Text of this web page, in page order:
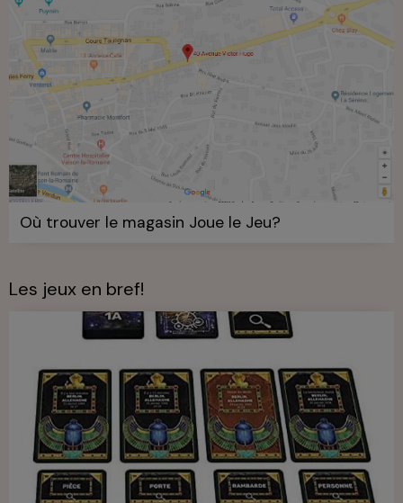
Où trouver le magasin Joue le Jeu?
Les jeux en bref!